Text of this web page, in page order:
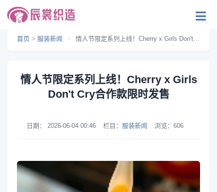
首页 > 服装新闻 > 情人节限定系列上线！Cherry x Girls Don't Cry合作款限时发售
情人节限定系列上线！Cherry x Girls
Don't Cry合作款限时发售
日期： 2026-06-04 00:46 栏目： 服装新闻 浏览： 606